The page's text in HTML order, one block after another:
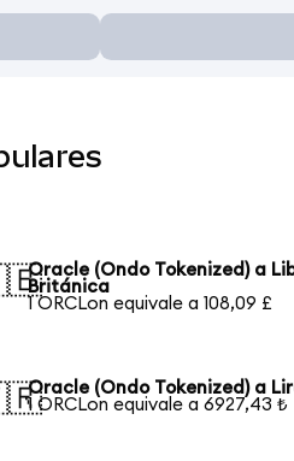
Oracle (Ondo Tokenized) a
Británica
1 ORCLon equivale a 108,09 £
Oracle (Ondo Tokenized) a
1 ORCLon equivale a 6927,43 ₺